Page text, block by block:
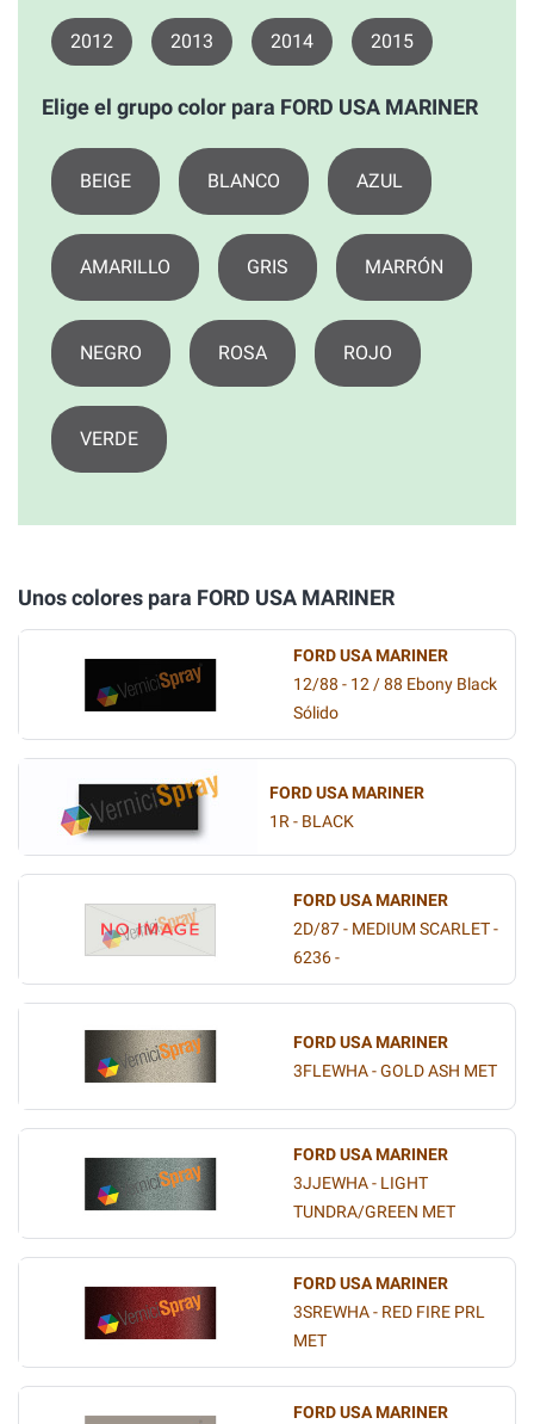
2012 2013 2014 2015
Elige el grupo color para FORD USA MARINER
BEIGE BLANCO AZUL
AMARILLO GRIS MARRÓN
NEGRO ROSA ROJO
VERDE
Unos colores para FORD USA MARINER
FORD USA MARINER
12/88 - 12 / 88 Ebony Black
Sólido
FORD USA MARINER
1R - BLACK
FORD USA MARINER
2D/87 - MEDIUM SCARLET -
6236 -
FORD USA MARINER
3FLEWHA - GOLD ASH MET
FORD USA MARINER
3JJEWHA - LIGHT
TUNDRA/GREEN MET
FORD USA MARINER
3SREWHA - RED FIRE PRL
MET
FORD USA MARINER